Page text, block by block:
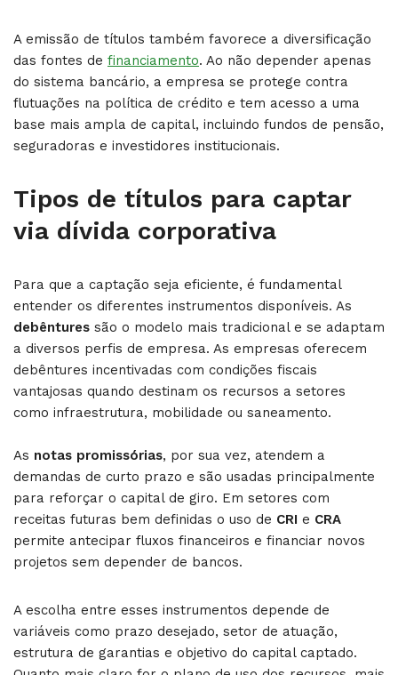
A emissão de títulos também favorece a diversificação
das fontes de financiamento. Ao não depender apenas
do sistema bancário, a empresa se protege contra
flutuações na política de crédito e tem acesso a uma
base mais ampla de capital, incluindo fundos de pensão,
seguradoras e investidores institucionais.
Tipos de títulos para captar
via dívida corporativa
Para que a captação seja eficiente, é fundamental
entender os diferentes instrumentos disponíveis. As
debêntures são o modelo mais tradicional e se adaptam
a diversos perfis de empresa. As empresas oferecem
debêntures incentivadas com condições fiscais
vantajosas quando destinam os recursos a setores
como infraestrutura, mobilidade ou saneamento.
As notas promissórias, por sua vez, atendem a
demandas de curto prazo e são usadas principalmente
para reforçar o capital de giro. Em setores com
receitas futuras bem definidas o uso de CRI e CRA
permite antecipar fluxos financeiros e financiar novos
projetos sem depender de bancos.
A escolha entre esses instrumentos depende de
variáveis como prazo desejado, setor de atuação,
estrutura de garantias e objetivo do capital captado.